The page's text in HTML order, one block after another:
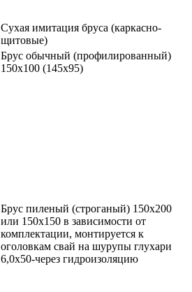
Сухая имитация бруса (каркасно-
щитовые)
Брус обычный (профилированный)
150х100 (145х95)
Брус пиленый (строганый) 150х200
или 150х150 в зависимости от
комплектации, монтируется к
оголовкам свай на шурупы глухари
6,0х50-через гидроизоляцию